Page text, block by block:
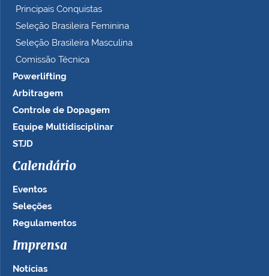
Principais Conquistas
Seleção Brasileira Feminina
Seleção Brasileira Masculina
Comissão Técnica
Powerlifting
Arbitragem
Controle de Dopagem
Equipe Multidisciplinar
STJD
Calendário
Eventos
Seleções
Regulamentos
Imprensa
Notícias